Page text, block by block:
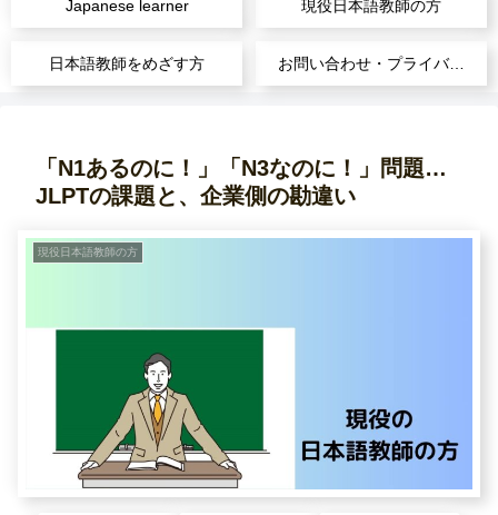
Japanese learner 現役日本語教師の方
日本語教師をめざす方 お問い合わせ・プライバシーポリシー
「N1あるのに！」「N3なのに！」問題…
JLPTの課題と、企業側の勘違い
現役日本語教師の方